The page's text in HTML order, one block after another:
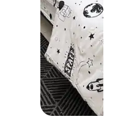
Korea/Kina